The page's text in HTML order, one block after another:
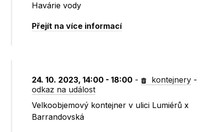
Havárie vody
Přejít na více informací
24. 10. 2023, 14:00 - 18:00 - kontejnery -
odkaz na událost
Velkoobjemový kontejner v ulici Lumiérů x
Barrandovská